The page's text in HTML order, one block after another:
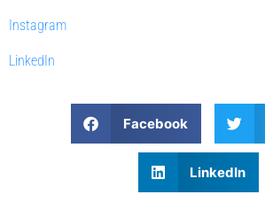
Instagram
LinkedIn
Facebook
LinkedIn